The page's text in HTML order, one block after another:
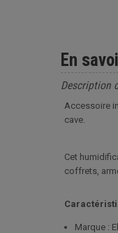
En
Description
Accessoire
cave.
Cet
coffrets,
Marque :